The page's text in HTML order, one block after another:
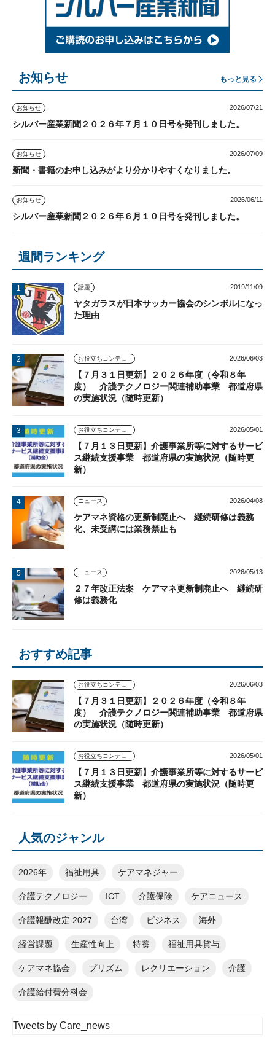
お知らせ もっと見る
お知らせ 2026/07/21
シルバー産業新聞２０２６年７月１０日号を発刊しました。
お知らせ 2026/07/09
新聞・書籍のお申し込みがより分かりやすくなりました。
お知らせ 2026/06/11
シルバー産業新聞２０２６年６月１０日号を発刊しました。
週間ランキング
話題 2019/11/09
ヤタガラスが日本サッカー協会のシンボルになっ
た理由
2026/06/03
【７月３１日更新】２０２６年度（令和８年
度） 介護テクノロジー関連補助事業 都道府県
の実施状況（随時更新）
2026/05/01
【７月１３日更新】介護事業所等に対するサービ
ス継続支援事業 都道府県の実施状況（随時更
新）
ニュース 2026/04/08
ケアマネ資格の更新制廃止へ 継続研修は義務
化、未受講には業務禁止も
ニュース 2026/05/13
２７年改正法案 ケアマネ更新制廃止へ 継続研
修は義務化
おすすめ記事
2026/06/03
【７月３１日更新】２０２６年度（令和８年
度） 介護テクノロジー関連補助事業 都道府県
の実施状況（随時更新）
2026/05/01
【７月１３日更新】介護事業所等に対するサービ
ス継続支援事業 都道府県の実施状況（随時更
新）
人気のジャンル
2026年 福祉用具 ケアマネジャー
介護テクノロジー ICT 介護保険 ケアニュース
介護報酬改定 2027 台湾 ビジネス 海外
経営課題 生産性向上 特養 福祉用具貸与
ケアマネ協会 プリズム レクリエーション 介護
介護給付費分科会
Tweets by Care_news